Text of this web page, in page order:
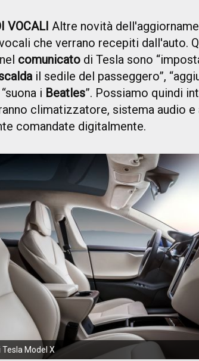
VOCALI Altre novità
che verrano recepiti dall'auto.
comunicato di Tesla sono
il sedile del passeggero”,
i Beatles”. Possiamo quindi
climatizzatore, sistema audio e
comandate digitalmente.
Tesla Model X